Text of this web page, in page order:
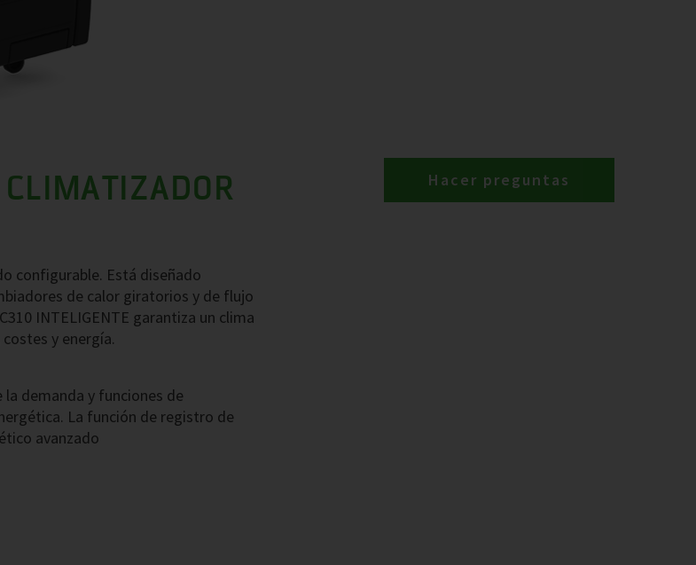
configurable. Está diseñado
de calor giratorios y de flujo
INTELIGENTE garantiza un clima
y energía.
demanda y funciones de
La función de registro de
avanzado
Hacer preguntas